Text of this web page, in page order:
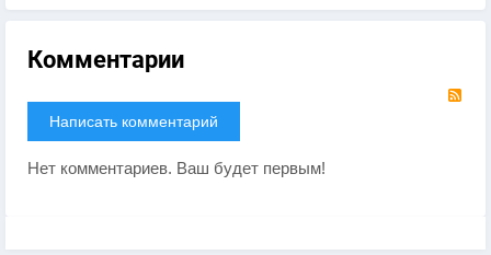
Комментарии
Написать комментарий
Нет комментариев. Ваш будет первым!